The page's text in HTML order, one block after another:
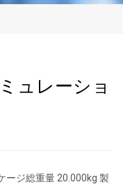
ュレーショ
ージ総重量 20.000kg 製